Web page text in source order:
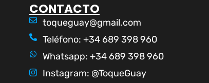
CONTACTO
toqueguay@gmail.com
Teléfono: +34 689 398 960
Whatsapp: +34 689 398 960
Instagram: @ToqueGuay